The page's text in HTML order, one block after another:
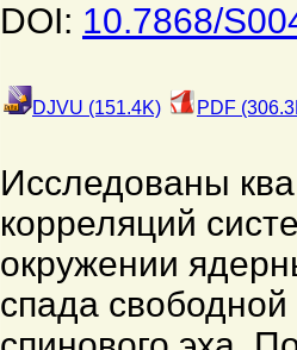
DOI: 10.7868/
DJVU (151.4K) PDF
Исследованы
корреляций
окружении
спада